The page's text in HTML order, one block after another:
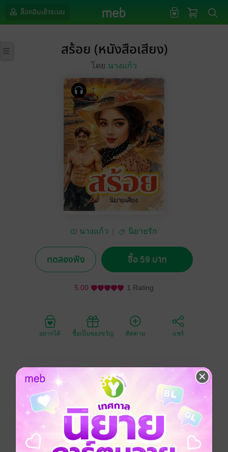
ล็อกอินเข้าระบบ
สร้อย (หนังสือเสียง)
โดย นางแก้ว
นางแก้ว นิยายรัก
ทดลองฟัง ซื้อ 59 บาท
5.00 1 Rating
อยากได้ ซื้อเป็นของขวัญ ติดตาม แชร์
สร้อย คือเด็กสาวบ้านนอก ถูกข่มเหงาจากคนในครอบครัว
ถูกพี่เลี้ยงรักแกด้วยความคลั่งรัก เคราะห์ซ้ำ คนเลวร้าย
ขายเธอให้พ้นจากบ้าน
เด็กสาวตกนรกทั้งเป็น ถึงแม้ชีวิตถูกเหยียบย่ำให้เป็น
โสเภณี แต่หัวใจของเธอแกร่งเกินกว่าคำว่ายอมแพ้
กรรมของคนที่ทำร้ายต่อเธอ เธอจะตอบกลับอย่างเงียบๆ
หัวใจของเธอไม่เคยหมดหวัง